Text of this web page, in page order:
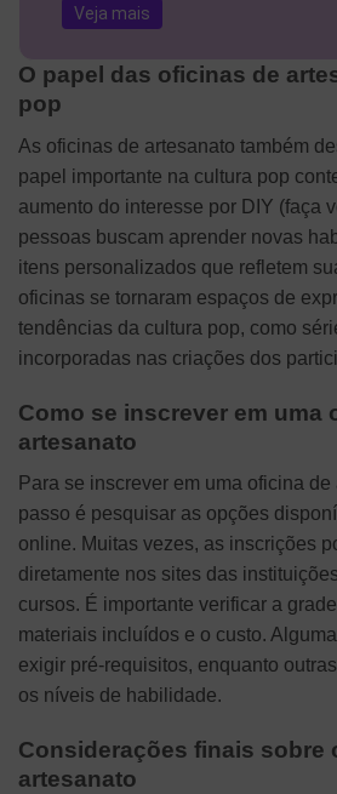
Veja mais
O papel das oficinas de
pop
As oficinas de artesanato também
papel importante na cultura pop
aumento do interesse por DIY (faça
pessoas buscam aprender novas
itens personalizados que refletem
oficinas se tornaram espaços de
tendências da cultura pop, como
incorporadas nas criações dos
Como se inscrever em uma
artesanato
Para se inscrever em uma oficina
passo é pesquisar as opções
online. Muitas vezes, as inscrições
diretamente nos sites das
cursos. É importante verificar a
materiais incluídos e o custo.
exigir pré-requisitos, enquanto
os níveis de habilidade.
Considerações finais sobre
artesanato